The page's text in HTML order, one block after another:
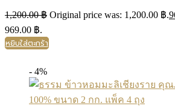
1,200.00฿ Original price was: 1,200.00 ฿.
969.00 ฿.
หยิบใส่ตะกร้า
- 4%